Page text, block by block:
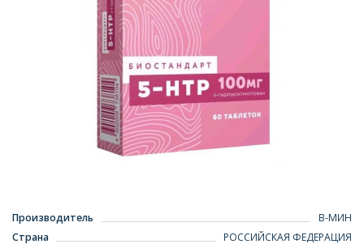
Производитель
В-МИН
Страна
РОССИЙСКАЯ ФЕДЕРАЦИЯ